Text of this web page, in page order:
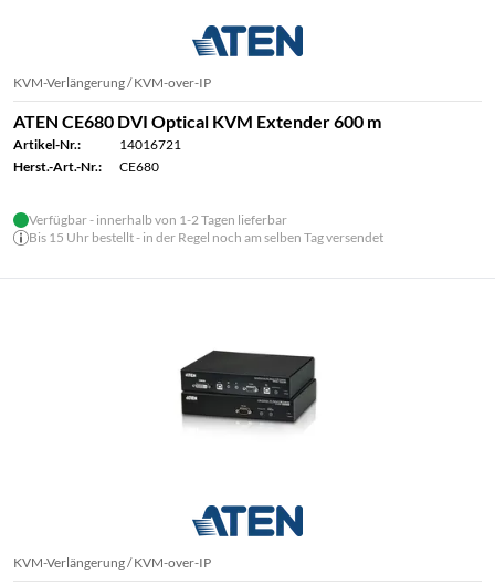
KVM-Verlängerung / KVM-over-IP
ATEN CE680 DVI Optical KVM Extender 600 m
Artikel-Nr.:
14016721
Herst.-Art.-Nr.:
CE680
Verfügbar - innerhalb von 1-2 Tagen lieferbar
Bis 15 Uhr bestellt - in der Regel noch am selben Tag versendet
KVM-Verlängerung / KVM-over-IP